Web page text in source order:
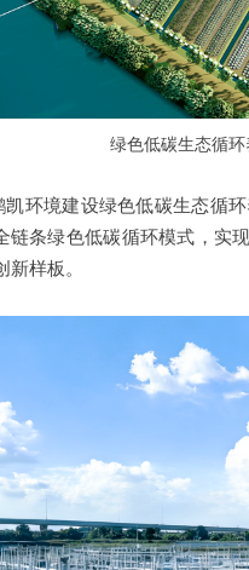
绿色低碳生态循
凯环境建设绿色低碳生态循
链条绿色低碳循环模式，实
样板。